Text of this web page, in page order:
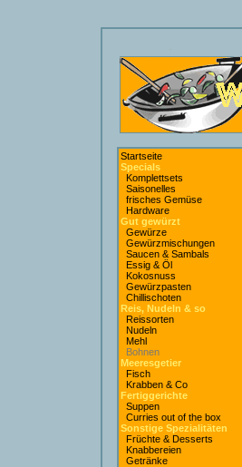
Startseite
Specials
Komplettsets
Saisonelles
frisches Gemüse
Hardware
Gut gewürzt
Gewürze
Gewürzmischungen
Saucen & Sambals
Essig & Öl
Kokosnuss
Gewürzpasten
Chillischoten
Reis, Nudeln & so
Reissorten
Nudeln
Mehl
Bohnen
Meeresgetier
Fisch
Krabben & Co
Fertiggerichte
Suppen
Curries out of the box
Sonstige Spezialitäten
Früchte & Desserts
Knabbereien
Getränke